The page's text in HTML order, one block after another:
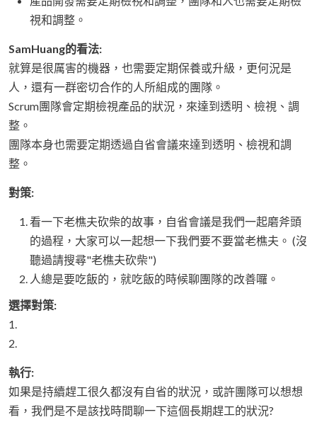
視和調整。
SamHuang的看法:
就算是很厲害的機器，也需要定期保養或升級，更何況是
人，還有一群密切合作的人所組成的團隊。
Scrum團隊會定期檢視產品的狀況，來達到透明、檢視、調
整。
團隊本身也需要定期透過自省會議來達到透明、檢視和調
整。
對策:
看一下老樵夫砍柴的故事，自省會議是我們一起磨斧頭
的過程，大家可以一起想一下我們要不要當老樵夫。 (沒
聽過請搜尋"老樵夫砍柴")
人總是要吃飯的，就吃飯的時候聊團隊的改善囉。
選擇對策:
1.
2.
執行:
如果是持續趕工很久都沒有自省的狀況，或許團隊可以想想
看，我們是不是該找時間聊一下這個長期趕工的狀況?